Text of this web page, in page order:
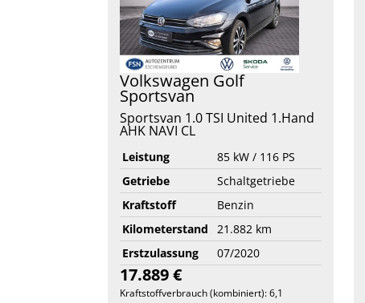
Volkswagen Golf
Sportsvan
Sportsvan 1.0 TSI United 1.Hand
AHK NAVI CL
Leistung
85 kW / 116 PS
Getriebe
Schaltgetriebe
Kraftstoff
Benzin
Kilometerstand
21.882 km
Erstzulassung
07/2020
17.889 €
Kraftstoffverbrauch (kombiniert):6,1